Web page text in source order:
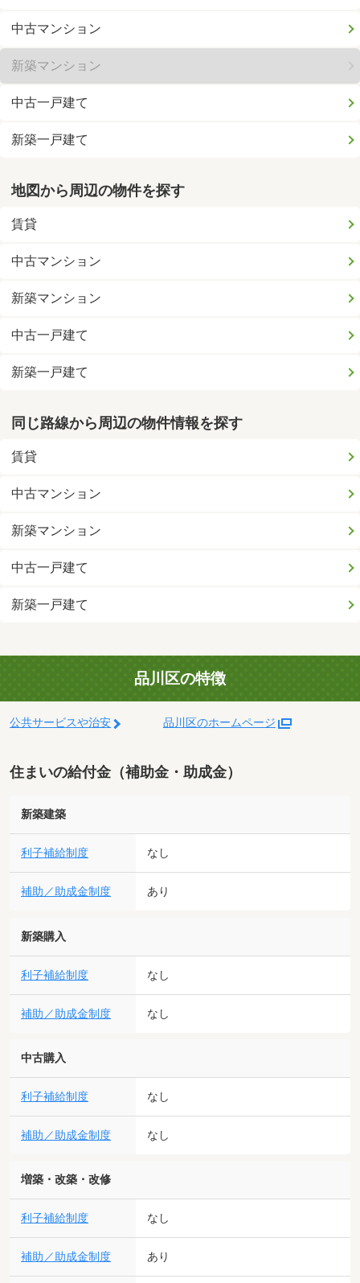
中古マンション
新築マンション
中古一戸建て
新築一戸建て
地図から周辺の物件を探す
賃貸
中古マンション
新築マンション
中古一戸建て
新築一戸建て
同じ路線から周辺の物件情報を探す
賃貸
中古マンション
新築マンション
中古一戸建て
新築一戸建て
品川区の特徴
公共サービスや治安 品川区のホームページ
住まいの給付金（補助金・助成金）
新築建築
利子補給制度 なし
補助／助成金制度 あり
新築購入
利子補給制度 なし
補助／助成金制度 なし
中古購入
利子補給制度 なし
補助／助成金制度 なし
増築・改築・改修
利子補給制度 なし
補助／助成金制度 あり